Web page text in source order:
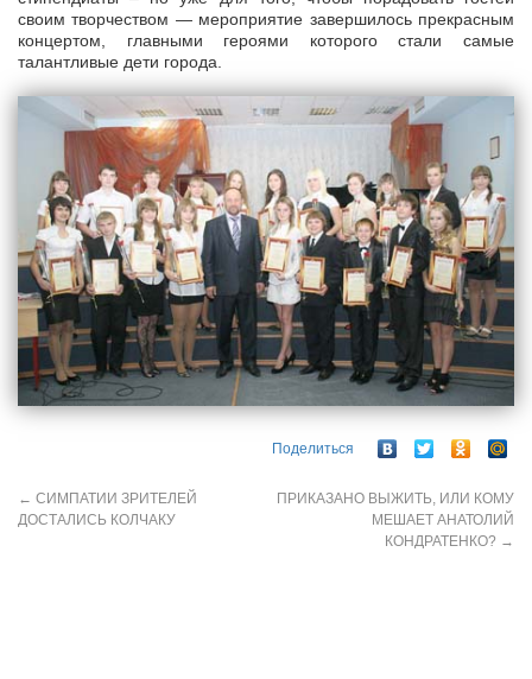
своим творчеством — мероприятие завершилось прекрасным
концертом, главными героями которого стали самые
талантливые дети города.
Поделиться
← СИМПАТИИ ЗРИТЕЛЕЙ
ДОСТАЛИСЬ КОЛЧАКУ
ПРИКАЗАНО ВЫЖИТЬ, ИЛИ КОМУ
МЕШАЕТ АНАТОЛИЙ
КОНДРАТЕНКО? →